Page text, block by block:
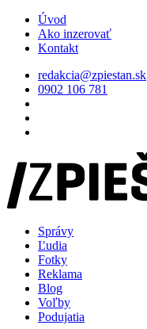
Úvod
Ako inzerovať
Kontakt
redakcia@zpiestan.sk
0902 106 781
Správy
Ľudia
Fotky
Reklama
Blog
Voľby
Podujatia